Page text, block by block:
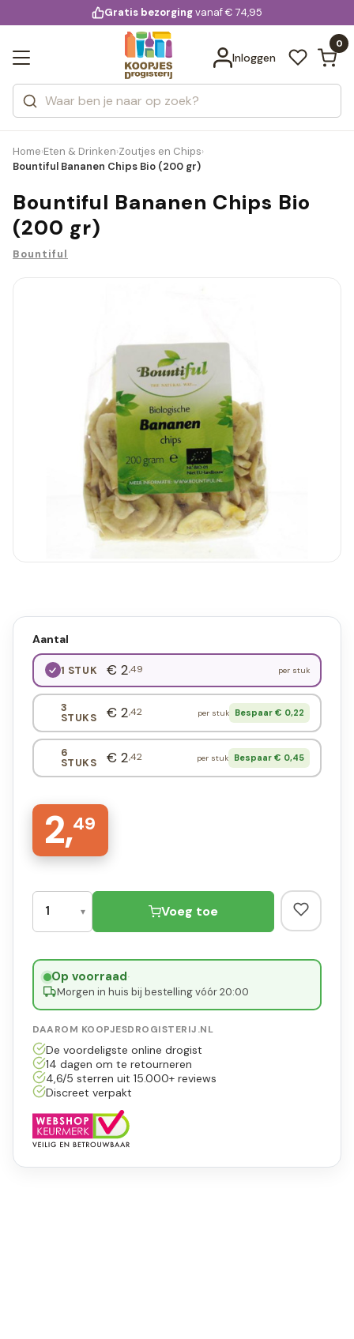
voor 20:00 uur besteld
Gratis bezorgingvanaf € 74,95
Inloggen
0
Zoeken
Categorieën
Merken
Bekijk alle resultaten
Home›Eten & Drinken›Zoutjes en Chips›
Bountiful Bananen Chips Bio (200 gr)
Bountiful Bananen Chips Bio
(200 gr)
Bountiful
Aantal
1 STUK € 2,49 per stuk
3
STUKS € 2,42 per stuk Bespaar € 0,22
6
STUKS € 2,42 per stuk Bespaar € 0,45
2,49
Voeg toe
Op voorraad·
Morgen in huis bij bestelling vóór 20:00
DAAROM KOOPJESDROGISTERIJ.NL
De voordeligste online drogist
14 dagen om te retourneren
4,6/5 sterren uit 15.000+ reviews
Discreet verpakt